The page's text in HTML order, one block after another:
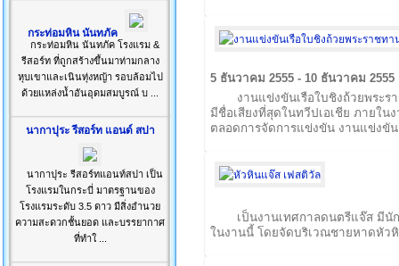
กระท่อมหิน นันทภัค
กระท่อมหิน นันทภัค โรงแรม &
รีสอร์ท ที่ถูกสร้างขึ้นมาท่ามกลาง
หุบเขาและเนินทุ่งหญ้า รอบล้อมไป
ด้วยแหล่งน้ำอันอุดมสมบูรณ์ บ ...
นากาปุระ รีสอร์ท แอนด์ สปา
นากาปุระ รีสอร์ทแอนท์สปา เป็น
โรงแรมในกระบี่ มาตรฐานของ
โรงแรมระดับ 3.5 ดาว มีสิ่งอำนวย
ความสะดวกชั้นยอด และบรรยากาศ
ที่ทำใ ...
5 ธันวาคม 2555 - 10 ธันวาคม 2555
งานแข่งขันเรือใบชิงถ้วยพระ
มีชื่อเสียงที่สุดในทวีปเอเชีย ภายใ
ตลอดการจัดการแข่งขัน งานแข่งขั
เป็นงานเทศกาลดนตรีแจ๊ส มีนั
ในงานนี้ โดยจัดบริเวณชายหาดหัว